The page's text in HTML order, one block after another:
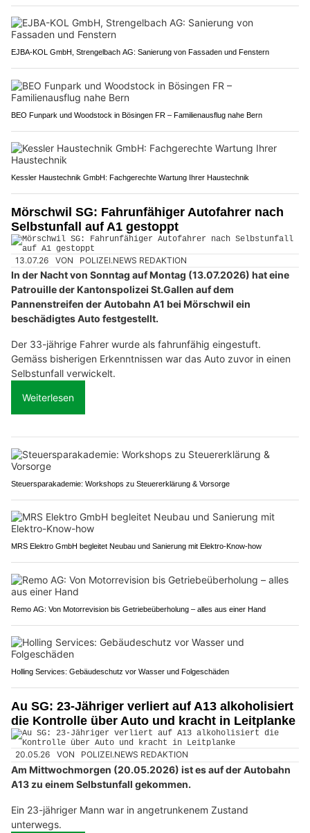
EJBA-KOL GmbH, Strengelbach AG: Sanierung von Fassaden und Fenstern
BEO Funpark und Woodstock in Bösingen FR – Familienausflug nahe Bern
Kessler Haustechnik GmbH: Fachgerechte Wartung Ihrer Haustechnik
Mörschwil SG: Fahrunfähiger Autofahrer nach
Selbstunfall auf A1 gestoppt
13.07.26 VON POLIZEI.NEWS REDAKTION
In der Nacht von Sonntag auf Montag (13.07.2026) hat eine
Patrouille der Kantonspolizei St.Gallen auf dem
Pannenstreifen der Autobahn A1 bei Mörschwil ein
beschädigtes Auto festgestellt.
Der 33-jährige Fahrer wurde als fahrunfähig eingestuft.
Gemäss bisherigen Erkenntnissen war das Auto zuvor in einen
Selbstunfall verwickelt.
Weiterlesen
Steuersparakademie: Workshops zu Steuererklärung & Vorsorge
MRS Elektro GmbH begleitet Neubau und Sanierung mit Elektro-Know-how
Remo AG: Von Motorrevision bis Getriebeüberholung – alles aus einer Hand
Holling Services: Gebäudeschutz vor Wasser und Folgeschäden
Au SG: 23-Jähriger verliert auf A13 alkoholisiert
die Kontrolle über Auto und kracht in Leitplanke
20.05.26 VON POLIZEI.NEWS REDAKTION
Am Mittwochmorgen (20.05.2026) ist es auf der Autobahn
A13 zu einem Selbstunfall gekommen.
Ein 23-jähriger Mann war in angetrunkenem Zustand
unterwegs.